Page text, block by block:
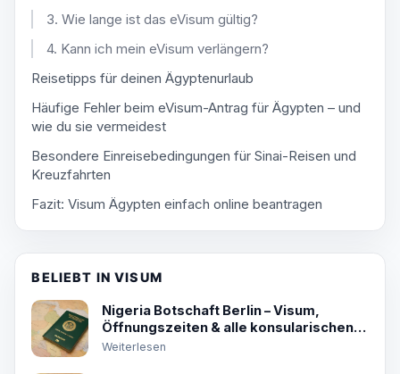
3. Wie lange ist das eVisum gültig?
4. Kann ich mein eVisum verlängern?
Reisetipps für deinen Ägyptenurlaub
Häufige Fehler beim eVisum-Antrag für Ägypten – und
wie du sie vermeidest
Besondere Einreisebedingungen für Sinai-Reisen und
Kreuzfahrten
Fazit: Visum Ägypten einfach online beantragen
BELIEBT IN VISUM
Nigeria Botschaft Berlin – Visum,
Öffnungszeiten & alle konsularischen
Services
Weiterlesen